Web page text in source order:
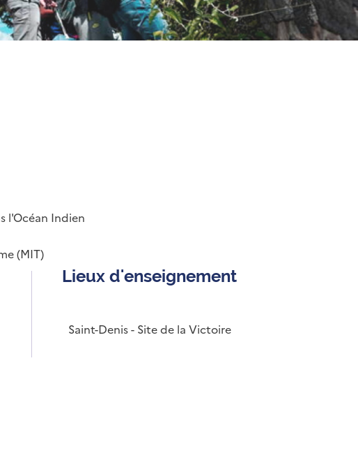
l'Océan Indien
(MIT)
Lieux d'enseignement
Saint-Denis - Site de la Victoire